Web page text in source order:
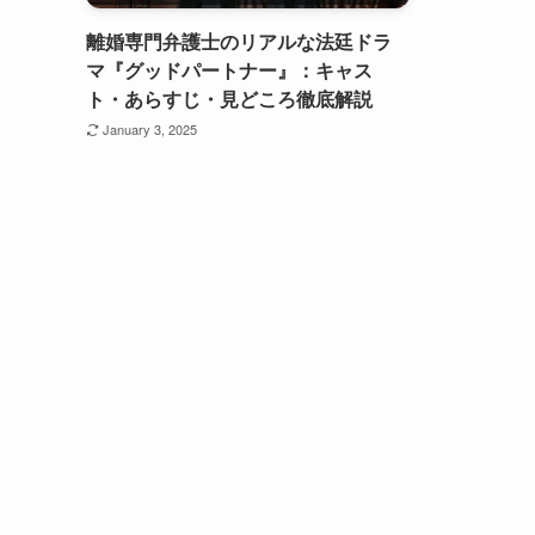
離婚専門弁護士のリアルな法廷ドラ
マ『グッドパートナー』：キャス
ト・あらすじ・見どころ徹底解説
January 3, 2025